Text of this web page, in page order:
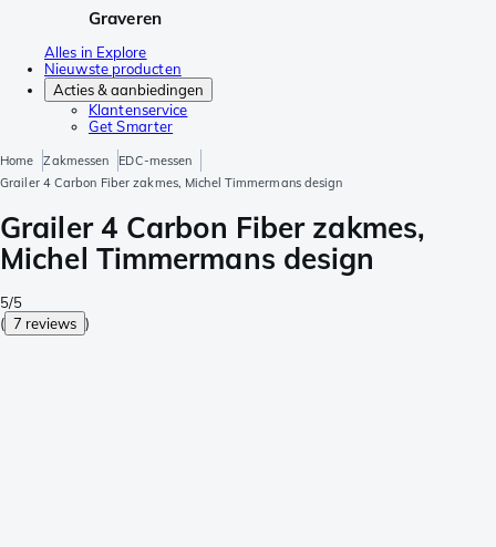
Graveren
Alles in Explore
Nieuwste producten
Acties & aanbiedingen
Klantenservice
Get Smarter
Home Zakmessen
EDC-messen
Grailer 4 Carbon Fiber zakmes, Michel Timmermans design
Grailer 4 Carbon Fiber zakmes,
Michel Timmermans design
5/5
( 7 reviews )